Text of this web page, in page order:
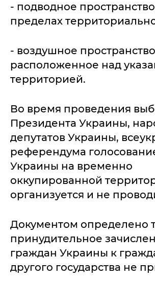
- подводное
пределах
- воздушное
расположенное над
территорией.
Во время проведения
Президента Украины,
депутатов Украины,
референдума
Украины на временно
оккупированной
организуется и не
Документом определено
принудительное
граждан Украины к
другого государства не